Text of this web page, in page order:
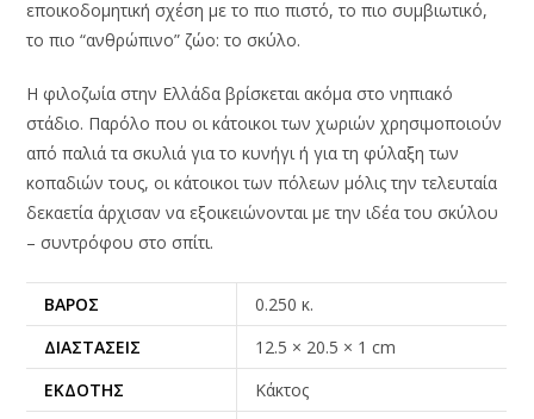
εποικοδομητική σχέση με το πιο πιστό, το πιο συμβιωτικό,
το πιο “ανθρώπινο” ζώο: το σκύλο.
Η φιλοζωία στην Ελλάδα βρίσκεται ακόμα στο νηπιακό
στάδιο. Παρόλο που οι κάτοικοι των χωριών χρησιμοποιούν
από παλιά τα σκυλιά για το κυνήγι ή για τη φύλαξη των
κοπαδιών τους, οι κάτοικοι των πόλεων μόλις την τελευταία
δεκαετία άρχισαν να εξοικειώνονται με την ιδέα του σκύλου
– συντρόφου στο σπίτι.
ΒΆΡΟΣ
0.250 κ.
ΔΙΑΣΤΆΣΕΙΣ
12.5 × 20.5 × 1 cm
ΕΚΔΌΤΗΣ
Κάκτος